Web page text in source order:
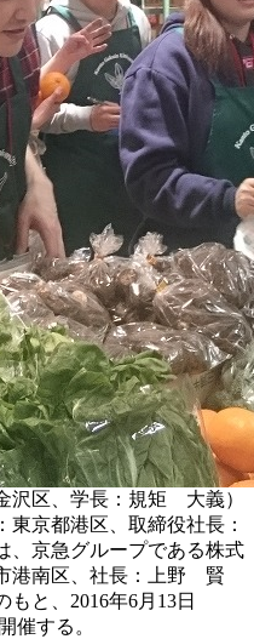
沢区、学長：規矩 大義）
京都港区、取締役社長：
京急グループである株式
港南区、社長：上野 賢
と、2016年6月13日
催する。